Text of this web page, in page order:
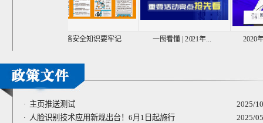
网络安全知识要牢记 一图看懂 | 2021年... 2020年
· 主页推送测试 2025/
· 人脸识别技术应用新规出台！6月1日起施行 2025/